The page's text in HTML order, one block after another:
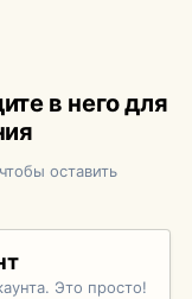
в него для
оставить
Это просто!